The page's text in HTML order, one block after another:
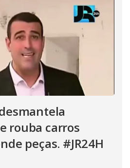
rouba carros
peças. #JR24H